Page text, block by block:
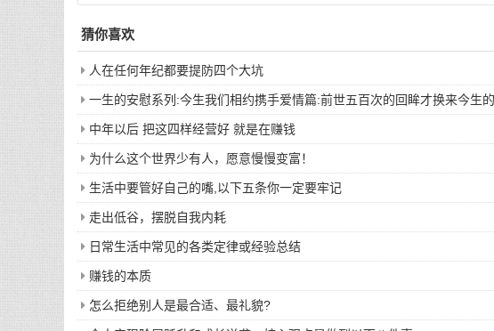
猜你喜欢
人在任何年纪都要提防四个大坑
一生的安慰系列:今生我们相约携手爱情篇:前世五百次的回眸才换来今生
中年以后 把这四样经营好 就是在赚钱
为什么这个世界少有人，愿意慢慢变富！
生活中要管好自己的嘴,以下五条你一定要牢记
走出低谷，摆脱自我内耗
日常生活中常见的各类定律或经验总结
赚钱的本质
怎么拒绝别人是最合适、最礼貌?